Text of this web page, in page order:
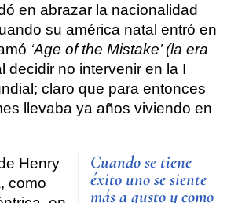
en abrazar la nacionalidad
su américa natal entró en
‘Age of the Mistake’ (la era
decidir no intervenir en la I
claro que para entonces
llevaba ya años viviendo en
Cuando se tiene
éxito uno se siente
más a gusto y como
Henry
como